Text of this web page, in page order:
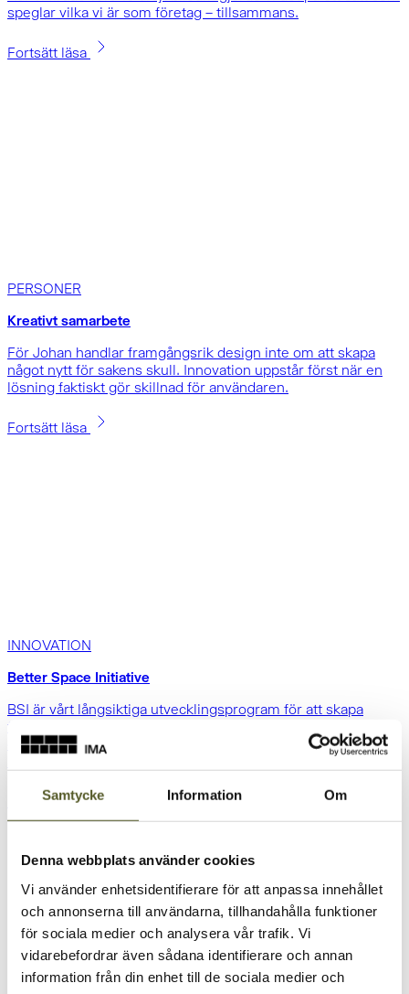
Samtycke Information Om
Denna webbplats använder cookies
Vi använder enhetsidentifierare för att anpassa innehållet
och annonserna till användarna, tillhandahålla funktioner
för sociala medier och analysera vår trafik. Vi
vidarebefordrar även sådana identifierare och annan
information från din enhet till de sociala medier och
speglar vilka vi är som företag – tillsammans.
Fortsätt läsa
PERSONER
Kreativt samarbete
För Johan handlar framgångsrik design inte om att skapa
något nytt för sakens skull. Innovation uppstår först när en
lösning faktiskt gör skillnad för användaren.
Fortsätt läsa
INNOVATION
Better Space Initiative
BSI är vårt långsiktiga utvecklingsprogram för att skapa
framtidens produkter och lösningar. Initiativet bygger på en
enkel idé: att bättre förstå människors vardag för att kunna
Fortsätt läsa